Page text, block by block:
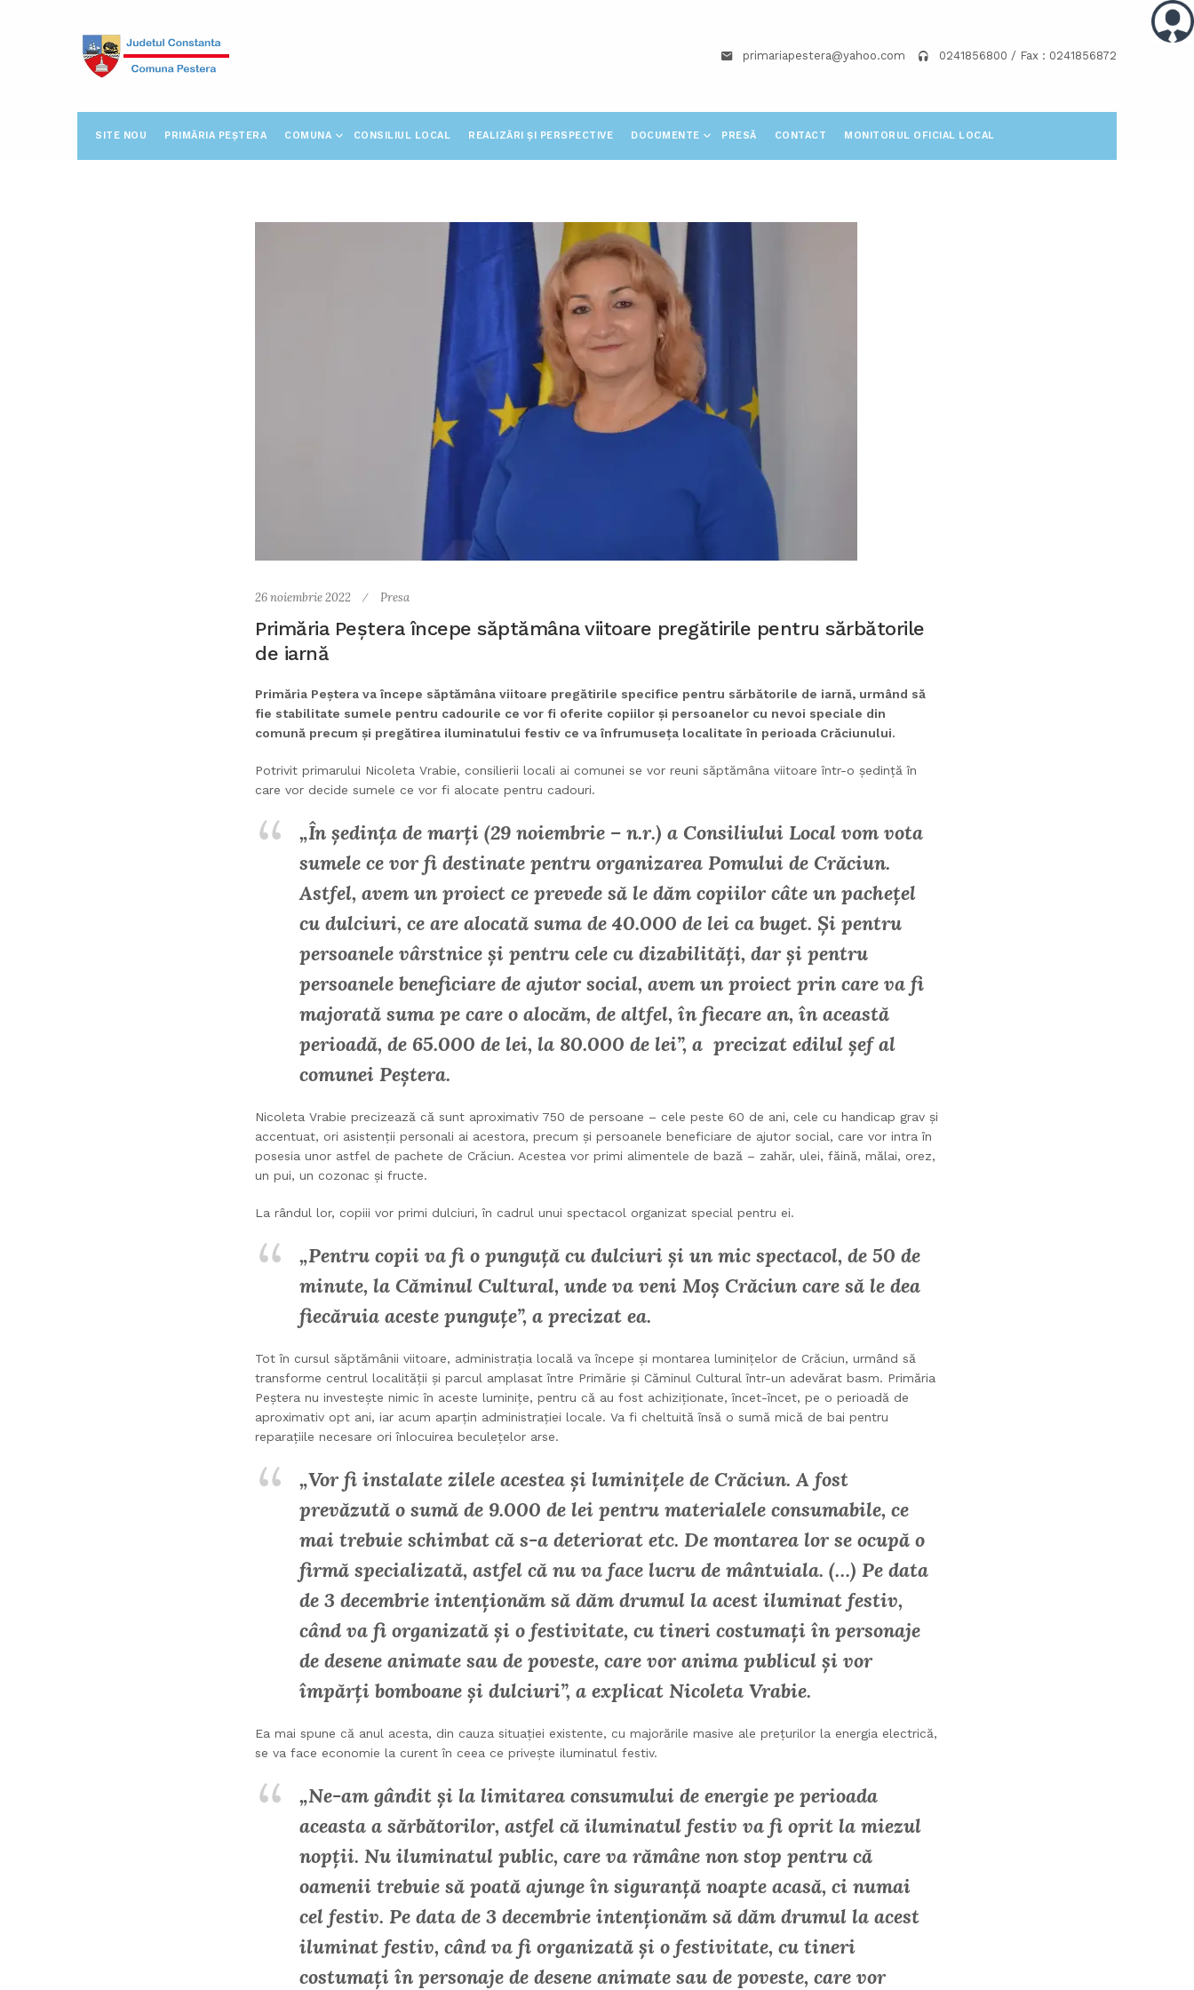
primariapestera@yahoo.com 0241856800 / Fax : 0241856872
SITE NOU PRIMĂRIA PEȘTERA COMUNA CONSILIUL LOCAL REALIZĂRI ȘI PERSPECTIVE DOCUMENTE PRESĂ CONTACT MONITORUL OFICIAL LOCAL
26 noiembrie 2022 Presa
Primăria Peștera începe săptămâna viitoare pregătirile pentru sărbătorile
de iarnă
Primăria Peștera va începe săptămâna viitoare pregătirile specifice pentru sărbătorile de iarnă, urmând să
fie stabilitate sumele pentru cadourile ce vor fi oferite copiilor și persoanelor cu nevoi speciale din
comună precum și pregătirea iluminatului festiv ce va înfrumuseța localitate în perioada Crăciunului.
Potrivit primarului Nicoleta Vrabie, consilierii locali ai comunei se vor reuni săptămâna viitoare într-o ședință în
care vor decide sumele ce vor fi alocate pentru cadouri.
„În ședința de marți (29 noiembrie – n.r.) a Consiliului Local vom vota
sumele ce vor fi destinate pentru organizarea Pomului de Crăciun.
Astfel, avem un proiect ce prevede să le dăm copiilor câte un pachețel
cu dulciuri, ce are alocată suma de 40.000 de lei ca buget. Și pentru
persoanele vârstnice și pentru cele cu dizabilități, dar și pentru
persoanele beneficiare de ajutor social, avem un proiect prin care va fi
majorată suma pe care o alocăm, de altfel, în fiecare an, în această
perioadă, de 65.000 de lei, la 80.000 de lei”, a precizat edilul șef al
comunei Peștera.
Nicoleta Vrabie precizează că sunt aproximativ 750 de persoane – cele peste 60 de ani, cele cu handicap grav și
accentuat, ori asistenții personali ai acestora, precum și persoanele beneficiare de ajutor social, care vor intra în
posesia unor astfel de pachete de Crăciun. Acestea vor primi alimentele de bază – zahăr, ulei, făină, mălai, orez,
un pui, un cozonac și fructe.
La rândul lor, copiii vor primi dulciuri, în cadrul unui spectacol organizat special pentru ei.
„Pentru copii va fi o punguță cu dulciuri și un mic spectacol, de 50 de
minute, la Căminul Cultural, unde va veni Moș Crăciun care să le dea
fiecăruia aceste punguțe”, a precizat ea.
Tot în cursul săptămânii viitoare, administrația locală va începe și montarea luminițelor de Crăciun, urmând să
transforme centrul localității și parcul amplasat între Primărie și Căminul Cultural într-un adevărat basm. Primăria
Peștera nu investește nimic în aceste luminițe, pentru că au fost achiziționate, încet-încet, pe o perioadă de
aproximativ opt ani, iar acum aparțin administrației locale. Va fi cheltuită însă o sumă mică de bai pentru
reparațiile necesare ori înlocuirea beculețelor arse.
„Vor fi instalate zilele acestea și luminițele de Crăciun. A fost
prevăzută o sumă de 9.000 de lei pentru materialele consumabile, ce
mai trebuie schimbat că s-a deteriorat etc. De montarea lor se ocupă o
firmă specializată, astfel că nu va face lucru de mântuiala. (…) Pe data
de 3 decembrie intenționăm să dăm drumul la acest iluminat festiv,
când va fi organizată și o festivitate, cu tineri costumați în personaje
de desene animate sau de poveste, care vor anima publicul și vor
împărți bomboane și dulciuri”, a explicat Nicoleta Vrabie.
Ea mai spune că anul acesta, din cauza situației existente, cu majorările masive ale prețurilor la energia electrică,
se va face economie la curent în ceea ce privește iluminatul festiv.
„Ne-am gândit și la limitarea consumului de energie pe perioada
aceasta a sărbătorilor, astfel că iluminatul festiv va fi oprit la miezul
nopții. Nu iluminatul public, care va rămâne non stop pentru că
oamenii trebuie să poată ajunge în siguranță noapte acasă, ci numai
cel festiv. Pe data de 3 decembrie intenționăm să dăm drumul la acest
iluminat festiv, când va fi organizată și o festivitate, cu tineri
costumați în personaje de desene animate sau de poveste, care vor